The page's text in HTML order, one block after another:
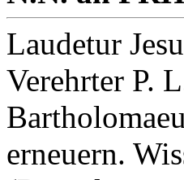
Laudetur
Verehrter P.
erneuern.